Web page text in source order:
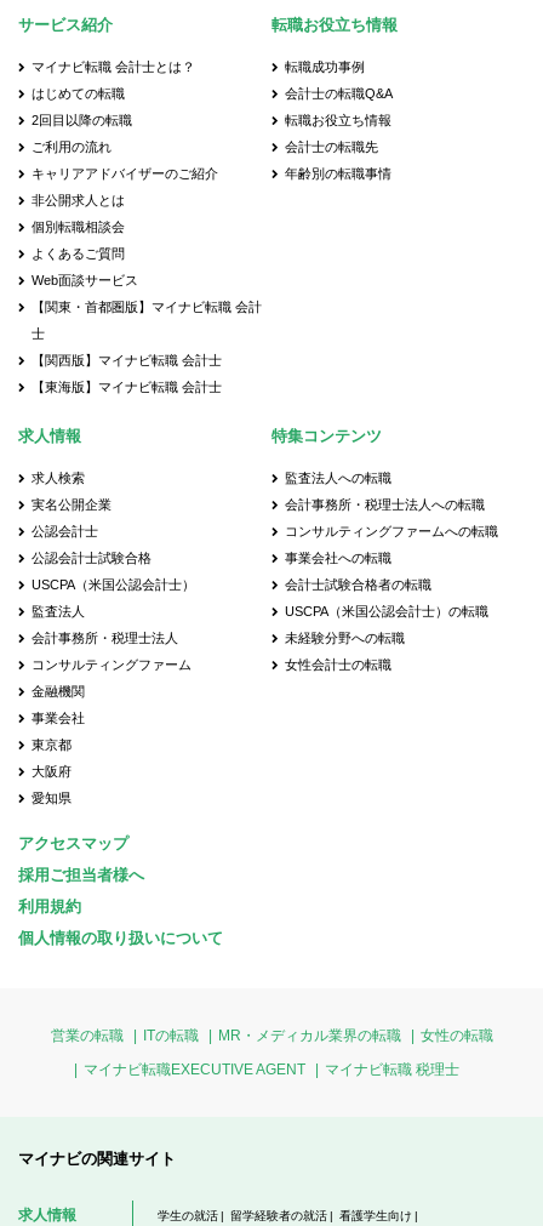
サービス紹介
マイナビ転職 会計士とは？
はじめての転職
2回目以降の転職
ご利用の流れ
キャリアアドバイザーのご紹介
非公開求人とは
個別転職相談会
よくあるご質問
Web面談サービス
【関東・首都圏版】マイナビ転職 会計
士
【関西版】マイナビ転職 会計士
【東海版】マイナビ転職 会計士
転職お役立ち情報
転職成功事例
会計士の転職Q&A
転職お役立ち情報
会計士の転職先
年齢別の転職事情
求人情報
求人検索
実名公開企業
公認会計士
公認会計士試験合格
USCPA（米国公認会計士）
監査法人
会計事務所・税理士法人
コンサルティングファーム
金融機関
事業会社
東京都
大阪府
愛知県
特集コンテンツ
監査法人への転職
会計事務所・税理士法人への転職
コンサルティングファームへの転職
事業会社への転職
会計士試験合格者の転職
USCPA（米国公認会計士）の転職
未経験分野への転職
女性会計士の転職
アクセスマップ
採用ご担当者様へ
利用規約
個人情報の取り扱いについて
営業の転職 ITの転職 MR・メディカル業界の転職
女性の転職
マイナビ転職EXECUTIVE AGENT
マイナビ転職 税理士
マイナビの関連サイト
求人情報 学生の就活 留学経験者の就活 看護学生向け